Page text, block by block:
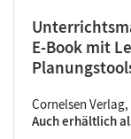
E-Book mit
Cornelsen Verlag,
Auch erhältlich